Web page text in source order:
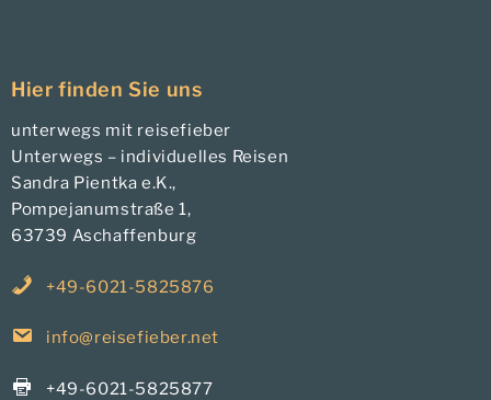
Hier finden Sie uns
unterwegs mit reisefieber
Unterwegs – individuelles Reisen
Sandra Pientka e.K.,
Pompejanumstraße 1,
63739 Aschaffenburg
+49-6021-5825876
info@reisefieber.net
+49-6021-5825877